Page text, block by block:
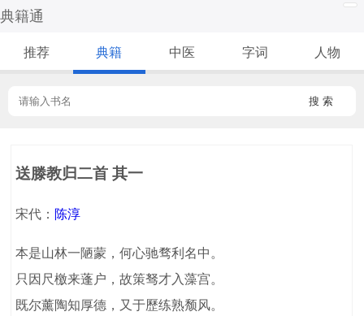
典籍通
推荐 典籍 中医 字词 人物
搜 索
送滕教归二首 其一
宋代： 陈淳
本是山林一陋蒙，何心驰骛利名中。
只因尺檄来蓬户，故策驽才入藻宫。
既尔薰陶知厚德，又于歷练熟颓风。